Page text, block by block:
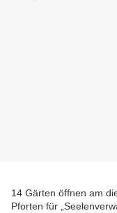
14 Gärten öffnen am
Pforten für